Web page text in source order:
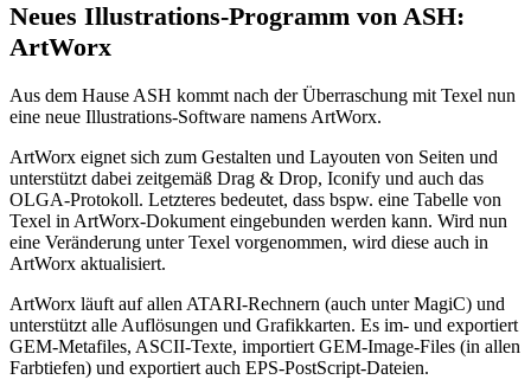
Neues Illustrations-Programm von ASH:
ArtWorx
Aus dem Hause ASH kommt nach der Überraschung mit Texel nun
eine neue Illustrations-Software namens ArtWorx.
ArtWorx eignet sich zum Gestalten und Layouten von Seiten und
unterstützt dabei zeitgemäß Drag & Drop, Iconify und auch das
OLGA-Protokoll. Letzteres bedeutet, dass bspw. eine Tabelle von
Texel in ArtWorx-Dokument eingebunden werden kann. Wird nun
eine Veränderung unter Texel vorgenommen, wird diese auch in
ArtWorx aktualisiert.
ArtWorx läuft auf allen ATARI-Rechnern (auch unter MagiC) und
unterstützt alle Auflösungen und Grafikkarten. Es im- und exportiert
GEM-Metafiles, ASCII-Texte, importiert GEM-Image-Files (in allen
Farbtiefen) und exportiert auch EPS-PostScript-Dateien.